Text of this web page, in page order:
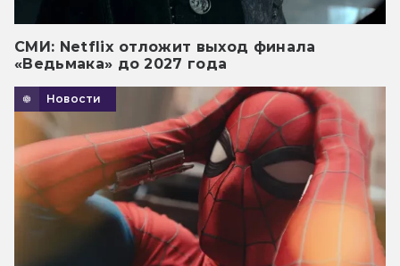
СМИ: Netflix отложит выход финала
«Ведьмака» до 2027 года
Новости